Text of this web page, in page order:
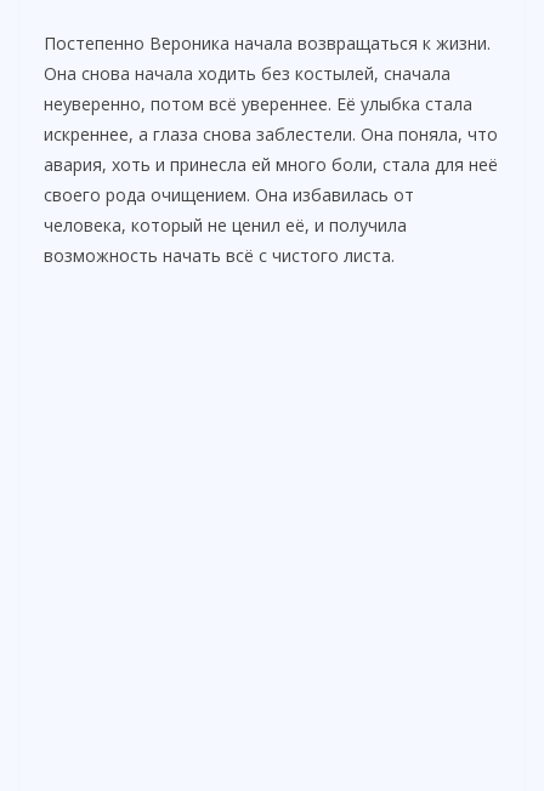
Постепенно Вероника начала возвращаться к жизни.
Она снова начала ходить без костылей, сначала
неуверенно, потом всё увереннее. Её улыбка стала
искреннее, а глаза снова заблестели. Она поняла, что
авария, хоть и принесла ей много боли, стала для неё
своего рода очищением. Она избавилась от
человека, который не ценил её, и получила
возможность начать всё с чистого листа.